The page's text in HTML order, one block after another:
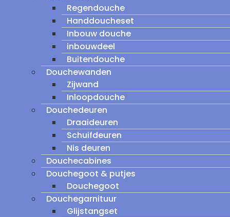
Regendouche
Handdoucheset
Inbouw douche
inbouwdeel
Buitendouche
Douchewanden
Zijwand
Inloopdouche
Douchedeuren
Draaideuren
Schuifdeuren
Nis deuren
Douchecabines
Douchegoot & putjes
Douchegoot
Douchegarnituur
Glijstangset